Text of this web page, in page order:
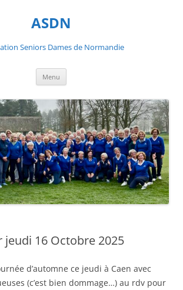
ASDN
Seniors Dames de Normandie
Menu
jeudi 16 Octobre 2025
d’automne ce jeudi à Caen avec
(c’est bien dommage…) au rdv pour